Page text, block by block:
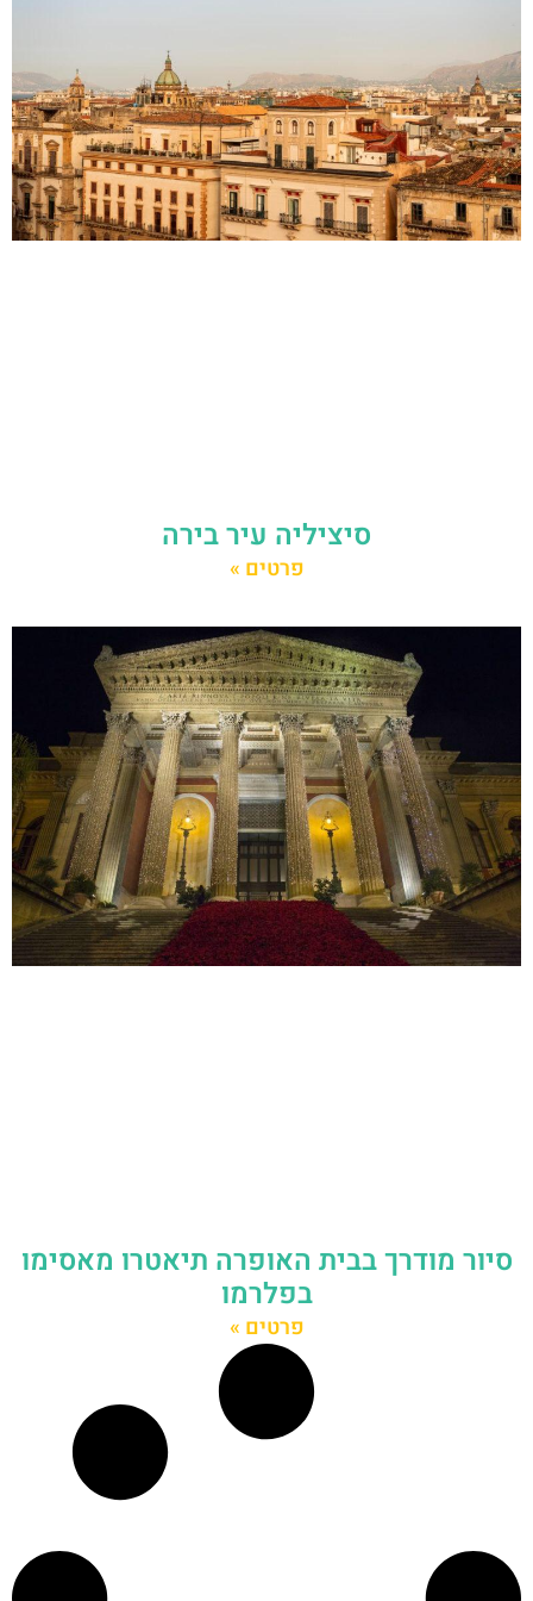
סיציליה עיר בירה
פרטים »
סיור מודרך בבית האופרה תיאטרו מאסימו
בפלרמו
פרטים »